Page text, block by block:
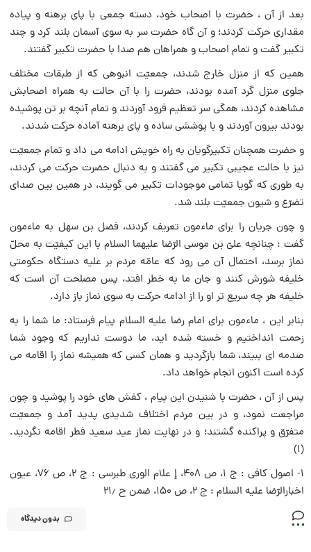
بعد از آن ، حضرت با اصحاب خود، دسته جمعى با پاى برهنه و پیاده
مقدارى حرکت کردند؛ و آن گاه حضرت سر به سوى آسمان بلند کرد و چند
تکبیر گفت و تمام اصحاب و همراهان هم صدا با حضرت تکبیر گفتند.
همین که از منزل خارج شدند، جمعیّت انبوهى که از طبقات مختلف
جلوى منزل گرد آمده بودند، حضرت را با آن حالت به همراه اصحابش
مشاهده کردند، همگى سر تعظیم فرود آوردند و تمام آنچه بر تن پوشیده
بودند بیرون آوردند و با پوششى ساده و پاى برهنه آماده حرکت شدند.
و حضرت همچنان تکبیرگویان به راه خویش ادامه مى داد و تمام جمعیّت
نیز با حالت عجیبى تکبیر مى گفتند و به دنبال حضرت حرکت مى کردند،
به طورى که گویا تمامى موجودات تکبیر مى گویند، در همین بین صداى
تضرّع و شیون جمعیّت بلند شد.
و چون جریان را براى ماءمون تعریف کردند، فضل بن سهل به ماءمون
گفت : چنانچه علىّ بن موسى الرّضا علیهما السلام با این کیفیّت به محلّ
نماز برسد، احتمال آن مى رود که عامّه مردم بر علیه دستگاه حکومتى
خلیفه شورش کنند و جان ما به خطر افتد، پس مصلحت آن است که
خلیفه هر چه سریع تر او را از ادامه حرکت به سوى نماز باز دارد.
بنابر این ، ماءمون براى امام رضا علیه السلام پیام فرستاد: ما شما را به
زحمت انداختیم و خسته شده اید، ما دوست نداریم که وجود شما
صدمه اى ببیند، شما بازگردید و همان کسى که همیشه نماز را اقامه مى
کرده است اکنون انجام خواهد داد.
پس از آن ، حضرت با شنیدن این پیام ، کفش هاى خود را پوشید و چون
مراجعت نمود، و در بین مردم اختلاف شدیدى پدید آمد و جمعیّت
متفرّق و پراکنده گشتند؛ و در نهایت نماز عید سعید فطر اقامه نگردید.
(۱)
۱- اصول کافى : ج ۱، ص ۴۰۸، إ علام الورى طبرسى : ج ۲، ص ۷۶، عیون
اخبارالرّضا علیه السلام : ج ۲، ص ۱۵۰، ضمن ح ۲۱٫
بدون دیدگاه